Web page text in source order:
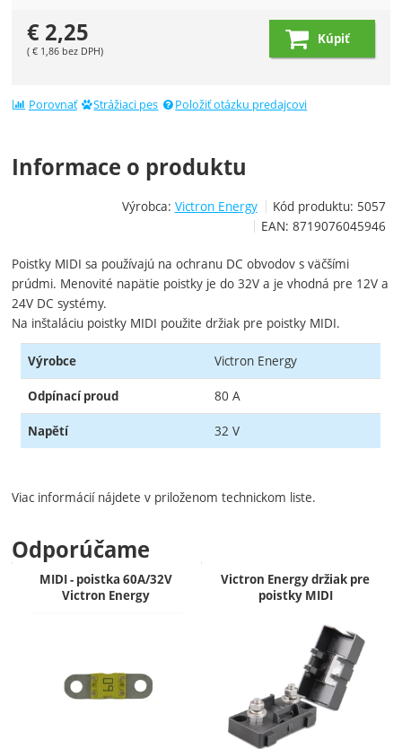
€ 2,25
( € 1,86 bez DPH)
Kúpiť
Porovnať Strážiaci pes Položiť otázku predajcovi
Informace o produktu
Výrobca: Victron Energy Kód produktu: 5057
EAN: 8719076045946
Poistky MIDI sa používajú na ochranu DC obvodov s väčšími
prúdmi. Menovité napätie poistky je do 32V a je vhodná pre 12V a
24V DC systémy.
Na inštaláciu poistky MIDI použite držiak pre poistky MIDI.
Výrobce Victron Energy
Odpínací proud 80 A
Napětí 32 V
Viac informácií nájdete v priloženom technickom liste.
Odporúčame
MIDI - poistka 60A/32V
Victron Energy
Victron Energy držiak pre
poistky MIDI